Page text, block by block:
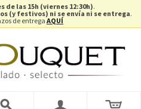
de las 15h (viernes 12:30h).
(y festivos) ni se envía ni se entrega.
de entregaAQUÍ